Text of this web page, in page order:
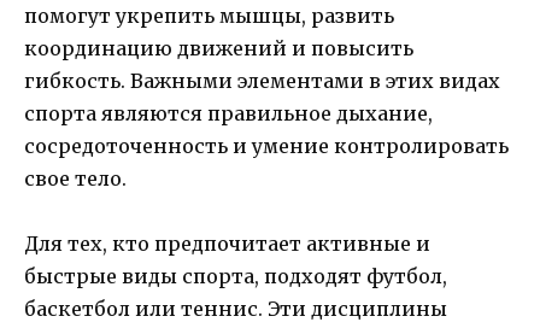
помогут укрепить мышцы, развить
координацию движений и повысить
гибкость. Важными элементами в этих видах
спорта являются правильное дыхание,
сосредоточенность и умение контролировать
свое тело.
Для тех, кто предпочитает активные и
быстрые виды спорта, подходят футбол,
баскетбол или теннис. Эти дисциплины